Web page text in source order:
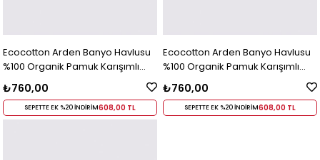
Ecocotton Arden Banyo Havlusu
%100 Organik Pamuk Karışımlı
80x150Cm
₺760,00
SEPETTE EK %20 İNDİRİM608,00 TL
Ecocotton Arden Banyo Havlusu
%100 Organik Pamuk Karışımlı
Kenevir Havlu Lacivert-Bej 80x150
Cm
₺760,00
SEPETTE EK %20 İNDİRİM608,00 TL